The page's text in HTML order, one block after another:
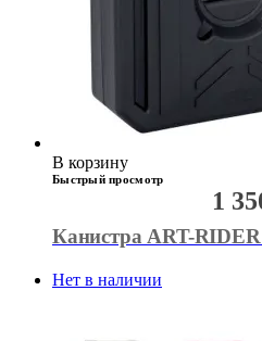
В корзину
Быстрый просмотр
Канистра ART-
1
Нет в наличии